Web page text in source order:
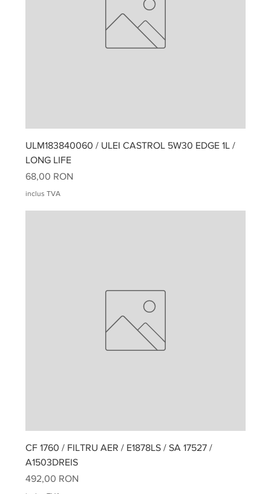
ULM183840060 / ULEI CASTROL 5W30 EDGE 1L /
LONG LIFE
Preț
68,00 RON
inclus TVA
CF 1760 / FILTRU AER / E1878LS / SA 17527 /
A1503DREIS
Preț
492,00 RON